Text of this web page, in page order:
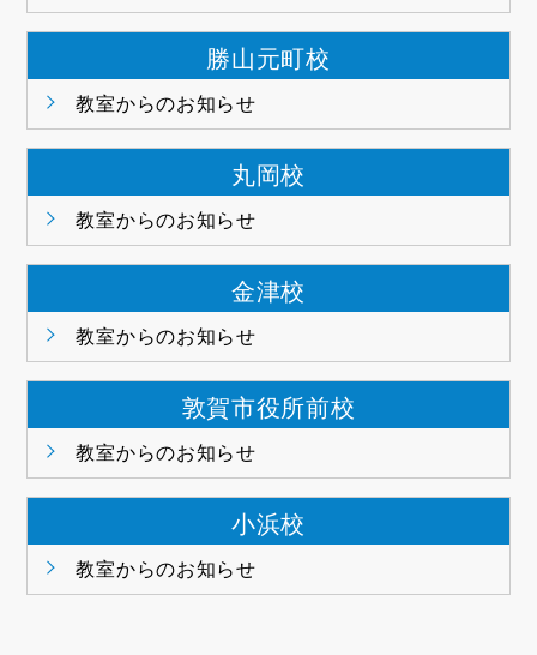
勝山元町校
教室からのお知らせ
丸岡校
教室からのお知らせ
金津校
教室からのお知らせ
敦賀市役所前校
教室からのお知らせ
小浜校
教室からのお知らせ